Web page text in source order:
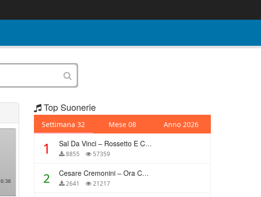
0:38
Top Suonerie
Settimana 32 Mese 08 Anno 2026
1 Sal Da Vinci – Rossetto E Caffè
8855 57359
2 Cesare Cremonini – Ora Che Non Ho Più Te
2641 21217